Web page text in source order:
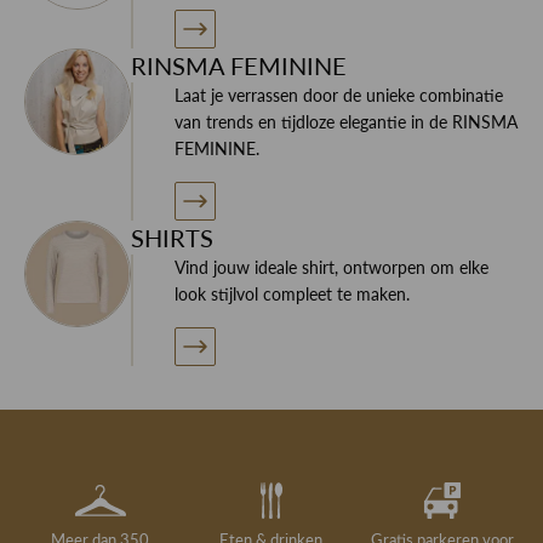
RINSMA FEMININE
Laat je verrassen door de unieke combinatie
van trends en tijdloze elegantie in de RINSMA
FEMININE.
SHIRTS
Vind jouw ideale shirt, ontworpen om elke
look stijlvol compleet te maken.